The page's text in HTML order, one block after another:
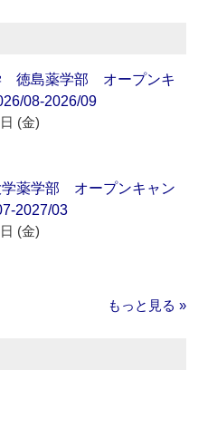
徳島薬学部 オープンキ
08-2026/09
(金)
学薬学部 オープンキャン
2027/03
(金)
もっと見る »